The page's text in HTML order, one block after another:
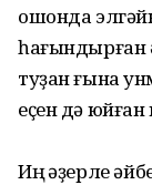
ошонда
һағындырған
туҙан ғына
еҫен дә
Иң ҡәҙерле